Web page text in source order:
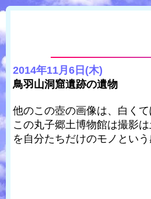
2014年11月6日(木)
鳥羽山洞窟遺跡の遺物
他のこの壺の画像は、白く
この丸子郷土博物館は撮影
を自分たちだけのモノという